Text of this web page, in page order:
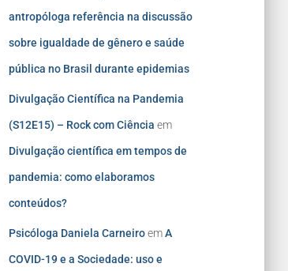
antropóloga referência na discussão
sobre igualdade de gênero e saúde
pública no Brasil durante epidemias
Divulgação Científica na Pandemia
(S12E15) – Rock com Ciência em
Divulgação científica em tempos de
pandemia: como elaboramos
conteúdos?
Psicóloga Daniela CarneiroemA
COVID-19 e a Sociedade: uso e